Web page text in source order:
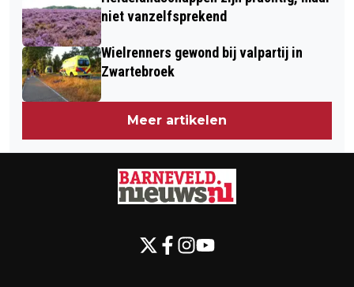
niet vanzelfsprekend
Wielrenners gewond bij valpartij in
Zwartebroek
Meer artikelen